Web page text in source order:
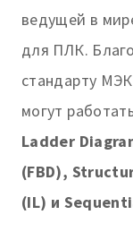
ведущей в
для ПЛК.
стандарту МЭК
могут
Ladder
(FBD),
(IL) и